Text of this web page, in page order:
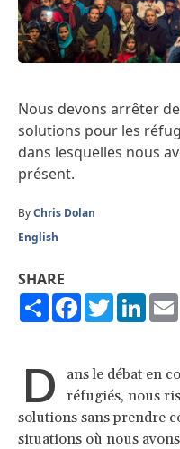
Nous devons arrêter
solutions pour les
dans lesquelles nous
présent.
ByChris Dolan
English
SHARE
ShareFacebook
Twitter
D
ans le débat en
réfugiés, nous
solutions sans prendre
situations où nous